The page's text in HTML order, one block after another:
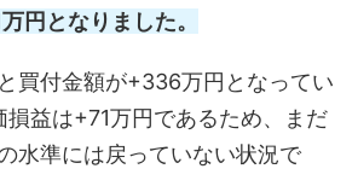
円となりました。
買付金額が+336万円となってい
損益は+71万円であるため、まだ
水準には戻っていない状況で